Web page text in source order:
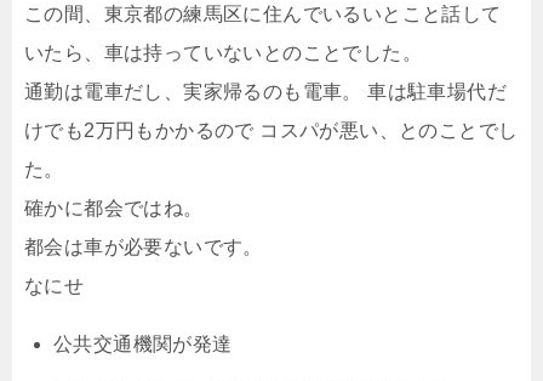
この間、東京都の練馬区に住んでいるいとこと話して
いたら、車は持っていないとのことでした。
通勤は電車だし、実家帰るのも電車。 車は駐車場代だ
けでも2万円もかかるので コスパが悪い、とのことでし
た。
確かに都会ではね。
都会は車が必要ないです。
なにせ
公共交通機関が発達